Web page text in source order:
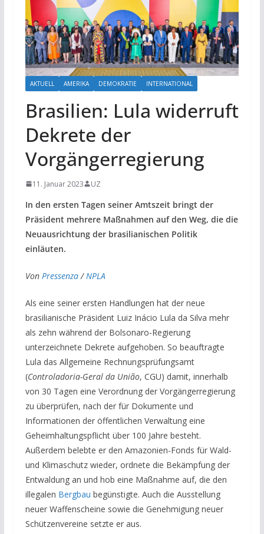
AKTUELL AMERIKA DEMOKRATIE INTERNATIONAL
Brasilien: Lula widerruft
Dekrete der
Vorgängerregierung
11. Januar 2023 UZ
In den ersten Tagen seiner Amtszeit bringt der
Präsident mehrere Maßnahmen auf den Weg, die die
Neuausrichtung der brasilianischen Politik
einläuten.
Von Pressenza/NPLA
Als eine seiner ersten Handlungen hat der neue
brasilianische Präsident Luiz Inácio Lula da Silva mehr
als zehn während der Bolsonaro-Regierung
unterzeichnete Dekrete aufgehoben. So beauftragte
Lula das Allgemeine Rechnungsprüfungsamt
(Controladoria-Geral da União, CGU) damit, innerhalb
von 30 Tagen eine Verordnung der Vorgängerregierung
zu überprüfen, nach der für Dokumente und
Informationen der öffentlichen Verwaltung eine
Geheimhaltungspflicht über 100 Jahre besteht.
Außerdem belebte er den Amazonien-Fonds für Wald-
und Klimaschutz wieder, ordnete die Bekämpfung der
Entwaldung an und hob eine Maßnahme auf, die den
illegalen Bergbau begünstigte. Auch die Ausstellung
neuer Waffenscheine sowie die Genehmigung neuer
Schützenvereine setzte er aus.